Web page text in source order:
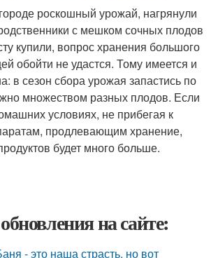
роскошный урожай, нагрянули
с мешком сочных плодов
купили, вопрос хранения большого
обойти не удастся. Тому имеется и
в сезон сбора урожая запастись по
множеством разных плодов. Если
условиях, не прибегая к
продлевающим хранение,
будет много больше.
на сайте:
- это наша страсть, но вот